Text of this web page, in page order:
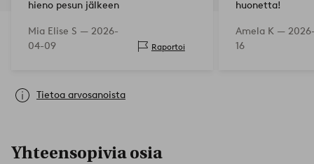
hieno pesun jälkeen
Mia Elise S — 2026-
04-09
Raportoi
huonetta!
Amela K —
16
Tietoa arvosanoista
Yhteensopivia osia